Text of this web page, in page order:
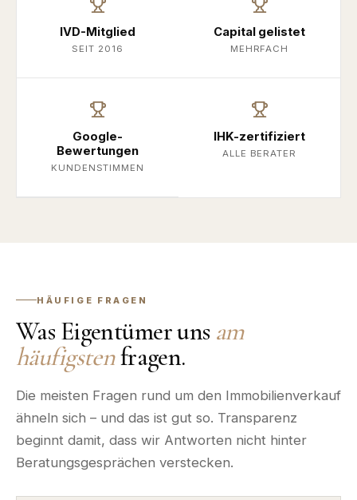
IVD-Mitglied
SEIT 2016
Capital gelistet
MEHRFACH
Google-
Bewertungen
KUNDENSTIMMEN
IHK-zertifiziert
ALLE BERATER
HÄUFIGE FRAGEN
Was Eigentümer uns am
häufigstenfragen.
Die meisten Fragen rund um den Immobilienverkauf
ähneln sich – und das ist gut so. Transparenz
beginnt damit, dass wir Antworten nicht hinter
Beratungsgesprächen verstecken.